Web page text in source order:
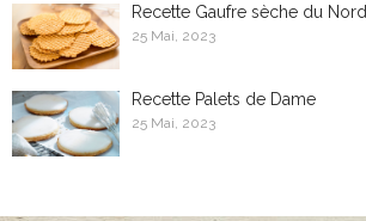
Recette Gaufre sèche du Nord
25 Mai, 2023
Recette Palets de Dame
25 Mai, 2023